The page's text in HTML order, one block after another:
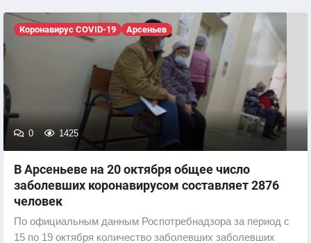
Коронавирус COVID-19 Арсеньев
0 1425
В Арсеньеве на 20 октября общее число
заболевших коронавирусом составляет 2876
человек
По официальным данным Роспотребнадзора за период с
15 по 19 октября количество заболевших заболевших